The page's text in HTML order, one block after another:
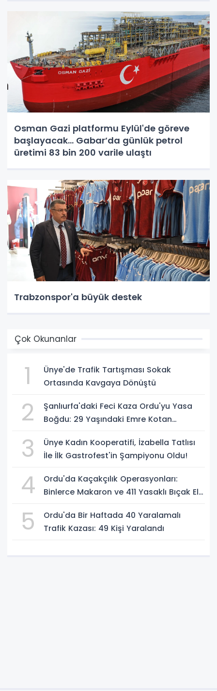
Osman Gazi platformu Eylül'de göreve
başlayacak... Gabar’da günlük petrol
üretimi 83 bin 200 varile ulaştı
Trabzonspor'a büyük destek
Çok Okunanlar
1
Ünye'de Trafik Tartışması Sokak
Ortasında Kavgaya Dönüştü
2
Şanlıurfa'daki Feci Kaza Ordu'yu Yasa
Boğdu: 29 Yaşındaki Emre Kotan
3
Ünye Kadın Kooperatifi, İzabella Tatlısı
İle İlk Gastrofest'in Şampiyonu Oldu!
4
Ordu'da Kaçakçılık Operasyonları:
Binlerce Makaron ve 411 Yasaklı Bıçak Ele
5
Ordu'da Bir Haftada 40 Yaralamalı
Trafik Kazası: 49 Kişi Yaralandı